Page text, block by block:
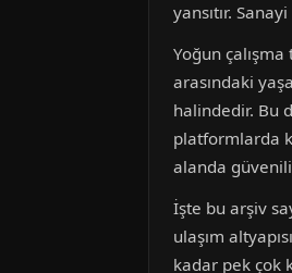
yansıtır.
Yoğun
arasındaki
halindedir. Bu
platformlarda
alanda
İşte bu arşiv
ulaşım
kadar pek çok